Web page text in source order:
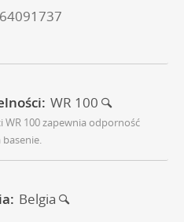
WR 100
WR 100 zapewnia odporność
basenie.
Belgia